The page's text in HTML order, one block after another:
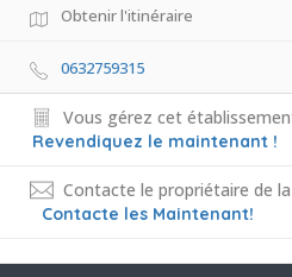
Obtenir l'itinéraire
0632759315
Vous gérez cet
Revendiquez le maintenant !
Contacte le propriétaire de
Contacte les Maintenant!